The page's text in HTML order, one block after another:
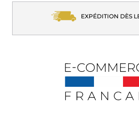
EXPÉDITION DÈS